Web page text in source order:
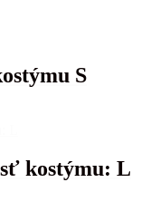
S
kostýmu: L